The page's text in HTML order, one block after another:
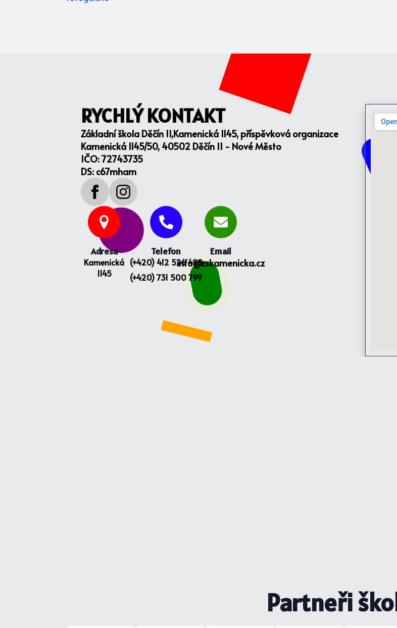
RYCHLÝ KONTAKT
Základní škola Děčín II,Kamenická 1145, příspěvková organizace
Kamenická 1145/50, 40502 Děčín II - Nové Město
IČO: 72743735
DS: c67mham
Adresa
Kamenická
1145
Telefon
(+420) 412 526 498
(+420) 731 500 799
Email
info@zskamenicka.cz
Partneři